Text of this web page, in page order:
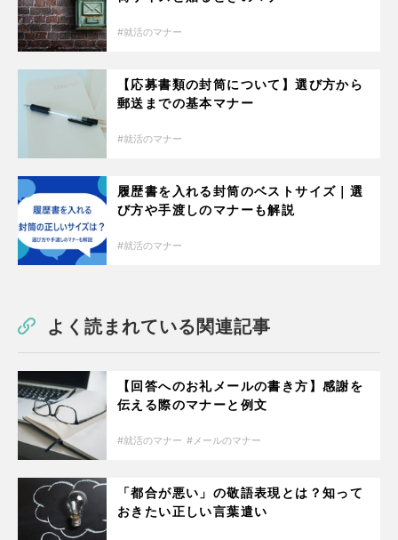
就活のマナー
【応募書類の封筒について】選び方から
郵送までの基本マナー
就活のマナー
履歴書を入れる封筒のベストサイズ｜選
び方や手渡しのマナーも解説
就活のマナー
よく読まれている関連記事
【回答へのお礼メールの書き方】感謝を
伝える際のマナーと例文
就活のマナー メールのマナー
「都合が悪い」の敬語表現とは？知って
おきたい正しい言葉遣い